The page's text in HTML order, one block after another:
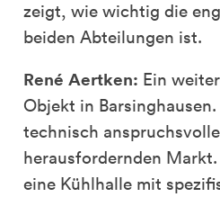
zeigt, wie wichtig die
beiden Abteilungen ist.
René Aertken: Ein
Objekt in
technisch
herausfordernden
eine Kühlhalle mit